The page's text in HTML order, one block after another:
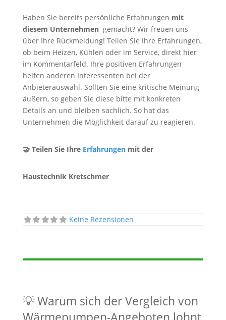
Haben Sie bereits persönliche Erfahrungen mit
diesem Unternehmen gemacht? Wir freuen uns
über Ihre Rückmeldung! Teilen Sie Ihre Erfahrungen,
ob beim Heizen, Kühlen oder im Service, direkt hier
im Kommentarfeld. Ihre positiven Erfahrungen
helfen anderen Interessenten bei der
Anbieterauswahl. Sollten Sie eine kritische Meinung
äußern, so geben Sie diese bitte mit konkreten
Details an und bleiben sachlich. So hat das
Unternehmen die Möglichkeit darauf zu reagieren.
🤝 Teilen Sie Ihre Erfahrungenmit der
Haustechnik Kretschmer
Keine Rezensionen
💡 Warum sich der Vergleich von